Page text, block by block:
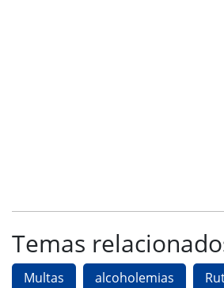
Temas
Multas alcoholemias